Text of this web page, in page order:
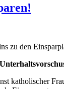
zu den
katholischer